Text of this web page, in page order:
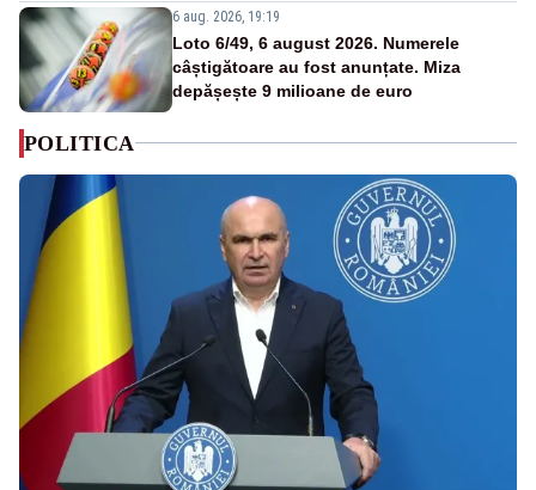
6 aug. 2026, 19:19
Loto 6/49, 6 august 2026. Numerele
câștigătoare au fost anunțate. Miza
depășește 9 milioane de euro
POLITICA